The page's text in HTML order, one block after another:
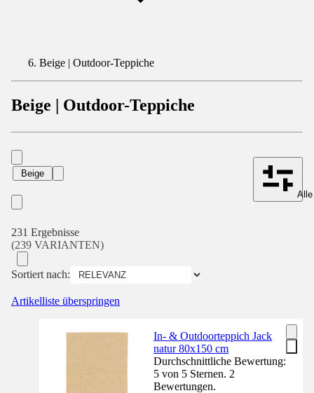
Beige | Outdoor-Teppiche
Beige | Outdoor-Teppiche
Beige
231 Ergebnisse
(239 VARIANTEN)
Sortiert nach:
Artikelliste überspringen
In- & Outdoorteppich Jack
natur 80x150 cm
Durchschnittliche Bewertung:
5 von 5 Sternen. 2
Bewertungen.